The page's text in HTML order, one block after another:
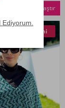
Seçilenleri Karşılaştır
Yeni